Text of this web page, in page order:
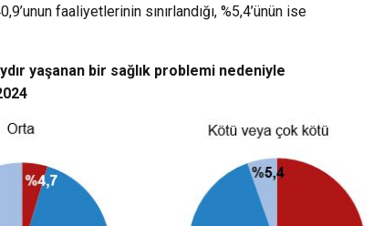
faaliyetlerinin sınırlandığı, %5,4’ünün ise
yaşanan bir sağlık problemi nedeniyle